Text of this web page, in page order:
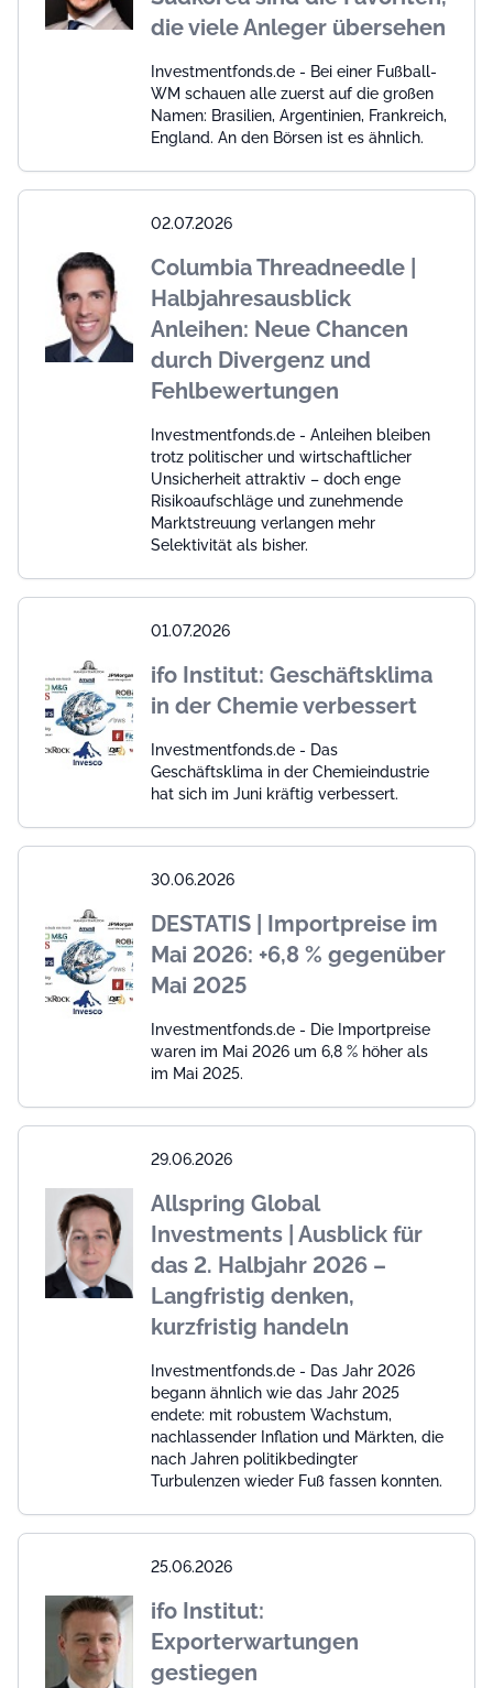
die viele Anleger übersehen
Investmentfonds.de - Bei einer Fußball-
WM schauen alle zuerst auf die großen
Namen: Brasilien, Argentinien, Frankreich,
England. An den Börsen ist es ähnlich.
02.07.2026
Columbia Threadneedle |
Halbjahresausblick
Anleihen: Neue Chancen
durch Divergenz und
Fehlbewertungen
Investmentfonds.de - Anleihen bleiben
trotz politischer und wirtschaftlicher
Unsicherheit attraktiv – doch enge
Risikoaufschläge und zunehmende
Marktstreuung verlangen mehr
Selektivität als bisher.
01.07.2026
ifo Institut: Geschäftsklima
in der Chemie verbessert
Investmentfonds.de - Das
Geschäftsklima in der Chemieindustrie
hat sich im Juni kräftig verbessert.
30.06.2026
DESTATIS | Importpreise im
Mai 2026: +6,8 % gegenüber
Mai 2025
Investmentfonds.de - Die Importpreise
waren im Mai 2026 um 6,8 % höher als
im Mai 2025.
29.06.2026
Allspring Global
Investments | Ausblick für
das 2. Halbjahr 2026 –
Langfristig denken,
kurzfristig handeln
Investmentfonds.de - Das Jahr 2026
begann ähnlich wie das Jahr 2025
endete: mit robustem Wachstum,
nachlassender Inflation und Märkten, die
nach Jahren politikbedingter
Turbulenzen wieder Fuß fassen konnten.
25.06.2026
ifo Institut:
Exporterwartungen
gestiegen